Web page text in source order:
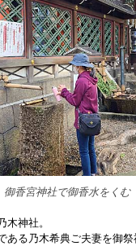
御香宮神社で御香水をくむ
木神社。
ある乃木希典ご夫妻を御祭